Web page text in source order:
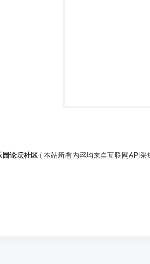
园论坛社区 ( 本站所有内容均来自互联网API